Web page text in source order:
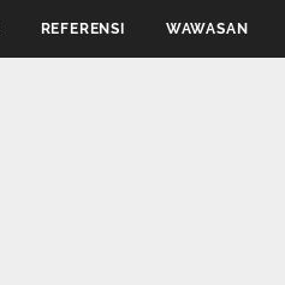
REFERENSI WAWASAN